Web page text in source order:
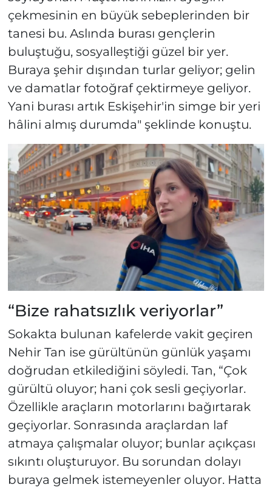
çekmesinin en büyük sebeplerinden bir
tanesi bu. Aslında burası gençlerin
buluştuğu, sosyalleştiği güzel bir yer.
Buraya şehir dışından turlar geliyor; gelin
ve damatlar fotoğraf çektirmeye geliyor.
Yani burası artık Eskişehir'in simge bir yeri
hâlini almış durumda" şeklinde konuştu.
“Bize rahatsızlık veriyorlar”
Sokakta bulunan kafelerde vakit geçiren
Nehir Tan ise gürültünün günlük yaşamı
doğrudan etkilediğini söyledi. Tan, “Çok
gürültü oluyor; hani çok sesli geçiyorlar.
Özellikle araçların motorlarını bağırtarak
geçiyorlar. Sonrasında araçlardan laf
atmaya çalışmalar oluyor; bunlar açıkçası
sıkıntı oluşturuyor. Bu sorundan dolayı
buraya gelmek istemeyenler oluyor. Hatta